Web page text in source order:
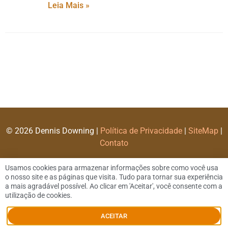
Leia Mais »
© 2026 Dennis Downing | Política de Privacidade| SiteMap|
Contato
Usamos cookies para armazenar informações sobre como você usa
o nosso site e as páginas que visita. Tudo para tornar sua experiência
a mais agradável possível. Ao clicar em 'Aceitar', você consente com a
utilização de cookies.
ACEITAR